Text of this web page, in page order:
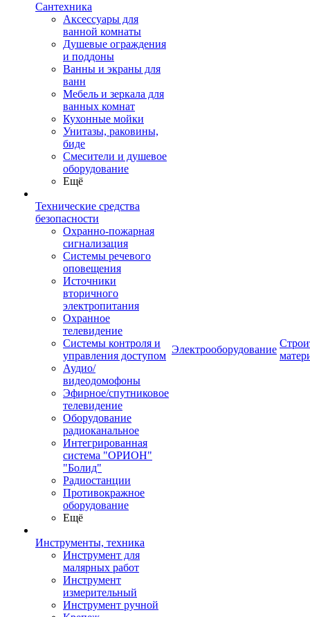
Сантехника
Аксессуары для
ванной комнаты
Душевые ограждения
и поддоны
Ванны и экраны для
ванн
Мебель и зеркала для
ванных комнат
Кухонные мойки
Унитазы, раковины,
биде
Смесители и душевое
оборудование
Ещё
Технические средства
безопасности
Охранно-пожарная
сигнализация
Системы речевого
оповещения
Источники
вторичного
электропитания
Охранное
телевидение
Системы контроля и
управления доступом
Аудио/
видеодомофоны
Эфирное/спутниковое
телевидение
Оборудование
радиоканальное
Интегрированная
система "ОРИОН"
"Болид"
Радиостанции
Противокражное
оборудование
Ещё
Инструменты, техника
Инструмент для
малярных работ
Инструмент
измерительный
Инструмент ручной
Электрооборудование